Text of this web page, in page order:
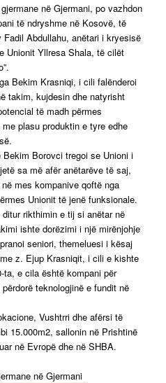
në Gjermani, po vazhdon
të ndryshme në Kosovë, të
Abdullahu, anëtari i kryesisë
Unionit Yllresa Shala, të cilët
Bekim Krasniqi, i cili falënderoi
takim, kujdesin dhe natyrisht
të madh përmes
plasu produktin e tyre edhe
Borovci tregoi se Unioni i
sa më afër anëtarëve të saj,
mes kompanive qoftë nga
Unionit të jenë funksionale.
rikthimin e tij si anëtar në
ishte dorëzimi i një mirënjohje
seniori, themeluesi i kësaj
z. Ejup Krasniqit, i cili e kishte
e cila është kompani për
teknologjinë e fundit në
Vushtrri dhe afërsi të
15.000m2, sallonin në Prishtinë
në Evropë dhe në SHBA.
në Gjermani